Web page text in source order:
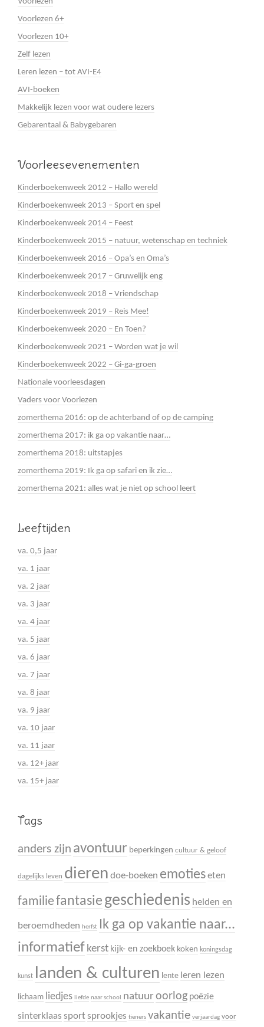
Voorlezen 6+
Voorlezen 10+
Zelf lezen
Leren lezen – tot AVI-E4
AVI-boeken
Makkelijk lezen voor wat oudere lezers
Gebarentaal & Babygebaren
Voorleesevenementen
Kinderboekenweek 2012 – Hallo wereld
Kinderboekenweek 2013 – Sport en spel
Kinderboekenweek 2014 – Feest
Kinderboekenweek 2015 – natuur, wetenschap en techniek
Kinderboekenweek 2016 – Opa’s en Oma’s
Kinderboekenweek 2017 – Gruwelijk eng
Kinderboekenweek 2018 – Vriendschap
Kinderboekenweek 2019 – Reis Mee!
Kinderboekenweek 2020 – En Toen?
Kinderboekenweek 2021 – Worden wat je wil
Kinderboekenweek 2022 – Gi-ga-groen
Nationale voorleesdagen
Vaders voor Voorlezen
zomerthema 2016: op de achterband of op de camping
zomerthema 2017: ik ga op vakantie naar…
zomerthema 2018: uitstapjes
zomerthema 2019: Ik ga op safari en ik zie…
zomerthema 2021: alles wat je niet op school leert
Leeftijden
va. 0,5 jaar
va. 1 jaar
va. 2 jaar
va. 3 jaar
va. 4 jaar
va. 5 jaar
va. 6 jaar
va. 7 jaar
va. 8 jaar
va. 9 jaar
va. 10 jaar
va. 11 jaar
va. 12+ jaar
va. 15+ jaar
Tags
anders zijn avontuur beperkingen cultuur & geloof
dagelijks leven dieren doe-boeken emotieseten
familiefantasie geschiedenis helden en
beroemdheden herfst Ik ga op vakantie naar...
informatief kerst kijk- en zoekboek koken koningsdag
kunst landen & culturen lente leren lezen
lichaam liedjes liefde naar school natuur oorlog poëzie
sinterklaas sport sprookjes tieners vakantie verjaardag voor